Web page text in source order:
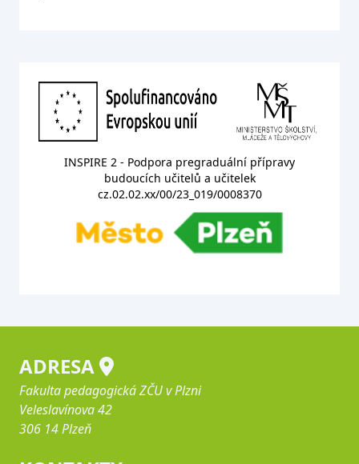
INSPIRE 2 - Podpora pregraduální přípravy
budoucích učitelů a učitelek
cz.02.02.xx/00/23_019/0008370
ADRESA
Fakulta pedagogická ZČU v Plzni
Veleslavínova 42
306 14 Plzeň